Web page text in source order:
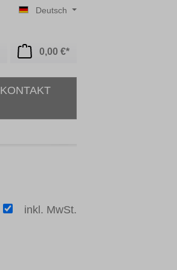
Deutsch
0,00 €*Warenkorb enthält 0
KONTAKT
inkl. MwSt.